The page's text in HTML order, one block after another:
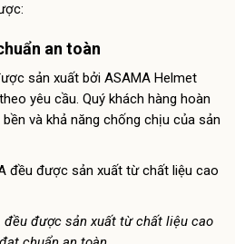
an toàn
sản xuất bởi ASAMA Helmet
yêu cầu. Quý khách hàng hoàn
và khả năng chống chịu của sản
đều được sản xuất từ chất liệu cao